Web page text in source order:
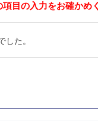
目の入力をお確かめ
した。